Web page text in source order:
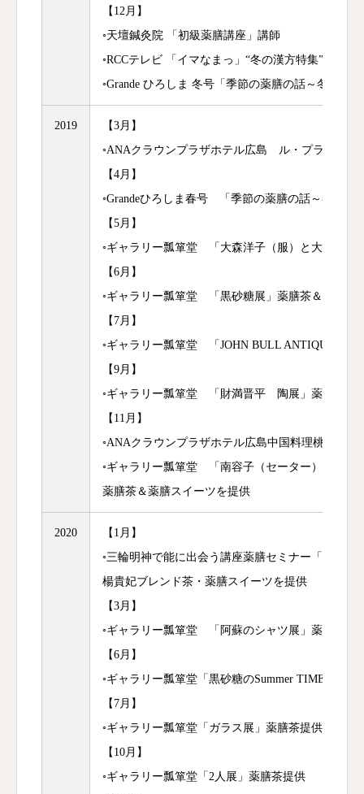
【12月】
◦天壇鍼灸院 「初級薬膳講座」講師
◦RCCテレビ 「イマなまっ」“冬の漢方特集” サロ
◦Grande ひろしま 冬号「季節の薬膳の話～冬～」
2019
【3月】
◦ANAクラウンプラザホテル広島 ル・プラティ
【4月】
◦Grandeひろしま春号 「季節の薬膳の話～春～」
【5月】
◦ギャラリー瓢箪堂 「大森洋子（服）と大田一
【6月】
◦ギャラリー瓢箪堂 「黒砂糖展」薬膳茶＆薬膳ス
【7月】
◦ギャラリー瓢箪堂 「JOHN BULL ANTIQUES展
【9月】
◦ギャラリー瓢箪堂 「財満晋平 陶展」薬膳茶＆
【11月】
◦ANAクラウンプラザホテル広島中国料理桃李「
◦ギャラリー瓢箪堂 「南容子（セーター） 伊藤
薬膳茶＆薬膳スイーツを提供
2020
【1月】
◦三輪明神で能に出会う講座薬膳セミナー「楊貴
楊貴妃ブレンド茶・薬膳スイーツを提供
【3月】
◦ギャラリー瓢箪堂 「阿蘇のシャツ展」薬膳茶＆
【6月】
◦ギャラリー瓢箪堂「黒砂糖のSummer TIME」薬膳
【7月】
◦ギャラリー瓢箪堂「ガラス展」薬膳茶提供
【10月】
◦ギャラリー瓢箪堂「2人展」薬膳茶提供